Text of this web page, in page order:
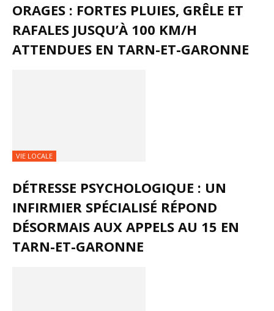
ORAGES : FORTES PLUIES, GRÊLE ET
RAFALES JUSQU’À 100 KM/H
ATTENDUES EN TARN-ET-GARONNE
VIE LOCALE
DÉTRESSE PSYCHOLOGIQUE : UN
INFIRMIER SPÉCIALISÉ RÉPOND
DÉSORMAIS AUX APPELS AU 15 EN
TARN-ET-GARONNE